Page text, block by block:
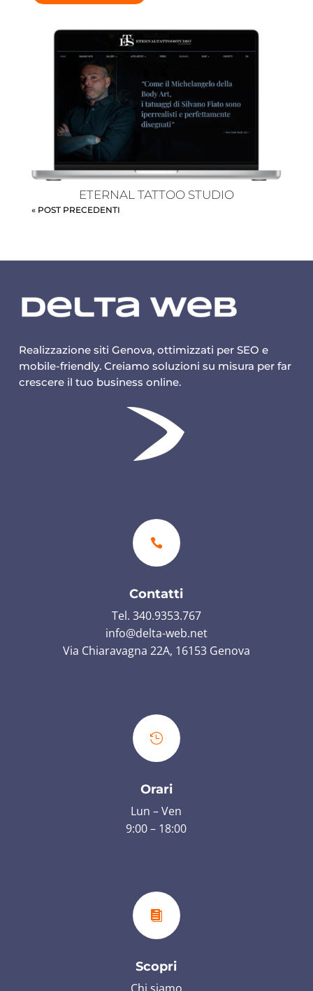
ETERNAL TATTOO STUDIO
« POST PRECEDENTI
Realizzazione siti Genova, ottimizzati per SEO e
mobile-friendly. Creiamo soluzioni su misura per far
crescere il tuo business online.

Contatti
Tel. 340.9353.767
info@delta-web.net
Via Chiaravagna 22A, 16153 Genova

Orari
Lun – Ven
9:00 – 18:00

Scopri